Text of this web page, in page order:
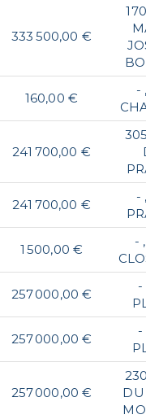
333 500,00 €
160,00 €
-
241 700,00 €
241 700,00 €
-
1 500,00 €
-
257 000,00 €
-
257 000,00 €
-
257 000,00 €
DU